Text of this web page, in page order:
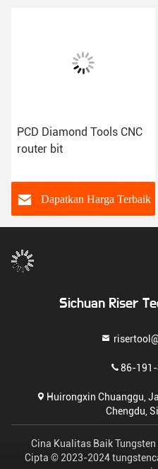
PCD Diamond Tools CNC
router bit
Dapatkan Harga Terbaik
Sichuan Riser
86-
Huirongxin Chuanggu,
Chengdu,
Cina Kualitas Baik
Cipta © 2023-2024